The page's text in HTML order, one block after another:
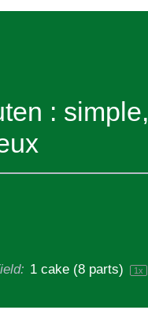
: simple,
1 cake (8 parts) 1x